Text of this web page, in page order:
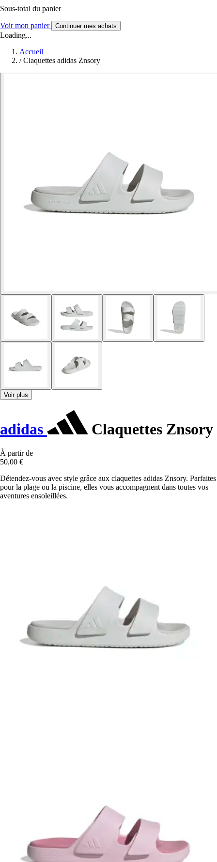
Sous-total du panier
Voir mon panier Continuer mes achats
Loading...
Accueil
/ Claquettes adidas Znsory
Voir plus
adidas Claquettes Znsory
À partir de
50,00 €
Détendez-vous avec style grâce aux claquettes adidas Znsory. Parfaites
pour la plage ou la piscine, elles vous accompagnent dans toutes vos
aventures ensoleillées.